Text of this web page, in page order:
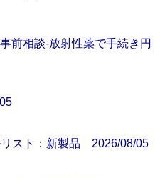
前相談‐放射性薬で手続き円
スト：新製品 2026/08/05